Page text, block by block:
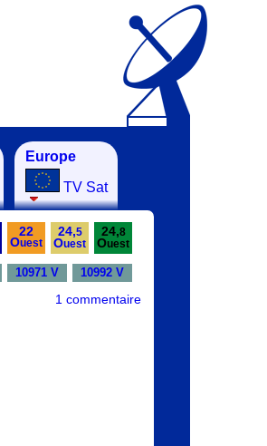
Europe
TV Sat
22
Ouest
24,5
Ouest
24,8
Ouest
10971 V 10992 V
1 commentaire